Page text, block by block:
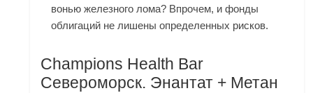
вонью железного лома? Впрочем, и фонды
облигаций не лишены определенных рисков.
Champions Health Bar
Североморск. Энантат + Метан